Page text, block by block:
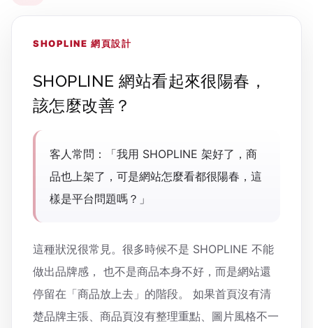
SHOPLINE 網頁設計
SHOPLINE 網站看起來很陽春，
該怎麼改善？
客人常問：「我用 SHOPLINE 架好了，商
品也上架了，可是網站怎麼看都很陽春，這
樣是平台問題嗎？」
這種狀況很常見。很多時候不是 SHOPLINE 不能
做出品牌感， 也不是商品本身不好，而是網站還
停留在「商品放上去」的階段。 如果首頁沒有清
楚品牌主張、商品頁沒有整理重點、圖片風格不一